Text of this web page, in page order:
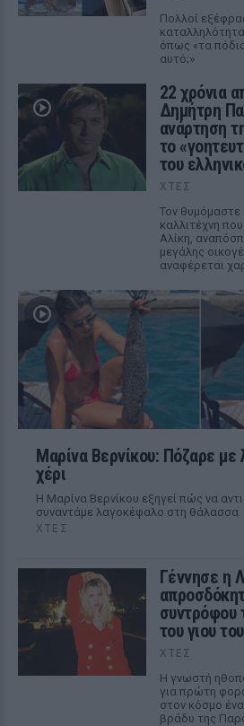
Πολλοί
όπως «τα
αυτό;»
22 χρόνια
Δημήτρη
ανάρτηση
το
του
ΧΤΕΣ
Τον θυμόμαστε
καλλιτέχνη
Αλίκη,
μεγάλης
αναφέρεται
Μαρίνα Βερνίκου: Πόζαρε
χέρι
Η Μαρίνα Βερνίκου εξηγεί πώς να
συναντάμε λαγοκέφαλο στη θάλασσα
ΧΤΕΣ
Γέννησε η
συντρόφου
του γιου
ΧΤΕΣ
Η γνωστή
για πρώτη
στον κόσμο
βράδυ της